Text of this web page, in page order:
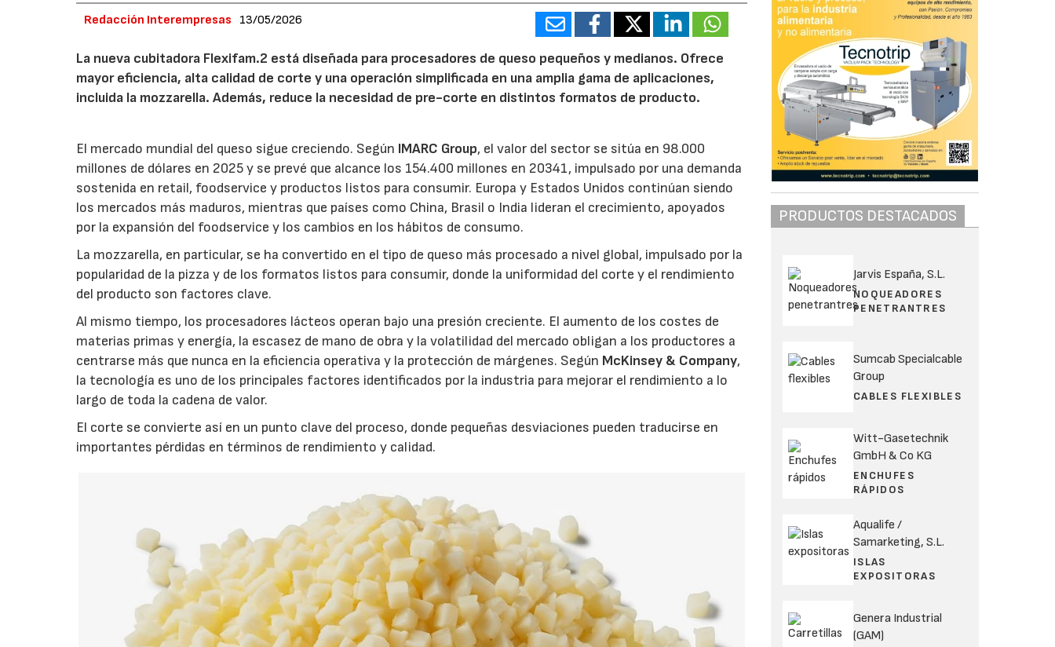
Redacción Interempresas 13/05/2026
La nueva cubitadora Flexifam.2 está diseñada para procesadores de queso pequeños y medianos. Ofrece
mayor eficiencia, alta calidad de corte y una operación simplificada en una amplia gama de aplicaciones,
incluida la mozzarella. Además, reduce la necesidad de pre-corte en distintos formatos de producto.
El mercado mundial del queso sigue creciendo. Según IMARC Group, el valor del sector se sitúa en 98.000
millones de dólares en 2025 y se prevé que alcance los 154.400 millones en 20341, impulsado por una demanda
sostenida en retail, foodservice y productos listos para consumir. Europa y Estados Unidos continúan siendo
los mercados más maduros, mientras que países como China, Brasil o India lideran el crecimiento, apoyados
por la expansión del foodservice y los cambios en los hábitos de consumo.
La mozzarella, en particular, se ha convertido en el tipo de queso más procesado a nivel global, impulsado por la
popularidad de la pizza y de los formatos listos para consumir, donde la uniformidad del corte y el rendimiento
del producto son factores clave.
Al mismo tiempo, los procesadores lácteos operan bajo una presión creciente. El aumento de los costes de
materias primas y energía, la escasez de mano de obra y la volatilidad del mercado obligan a los productores a
centrarse más que nunca en la eficiencia operativa y la protección de márgenes. Según McKinsey & Company,
la tecnología es uno de los principales factores identificados por la industria para mejorar el rendimiento a lo
largo de toda la cadena de valor.
El corte se convierte así en un punto clave del proceso, donde pequeñas desviaciones pueden traducirse en
importantes pérdidas en términos de rendimiento y calidad.
PRODUCTOS DESTACADOS
Jarvis España, S.L.
NOQUEADORES
PENETRANTRES
Sumcab Specialcable
Group
CABLES FLEXIBLES
Witt-Gasetechnik
GmbH & Co KG
ENCHUFES
RÁPIDOS
Aqualife /
Samarketing, S.L.
ISLAS
EXPOSITORAS
Genera Industrial
(GAM)